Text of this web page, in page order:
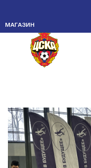
МАГАЗИНКОМАНДА
МЕСТО В